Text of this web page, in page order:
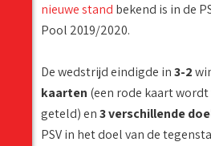
nieuwe stand bekend is in de
Pool 2019/2020.
De wedstrijd eindigde in3-2
kaarten (een rode kaart
geteld) en3 verschillende
PSV in het doel van de